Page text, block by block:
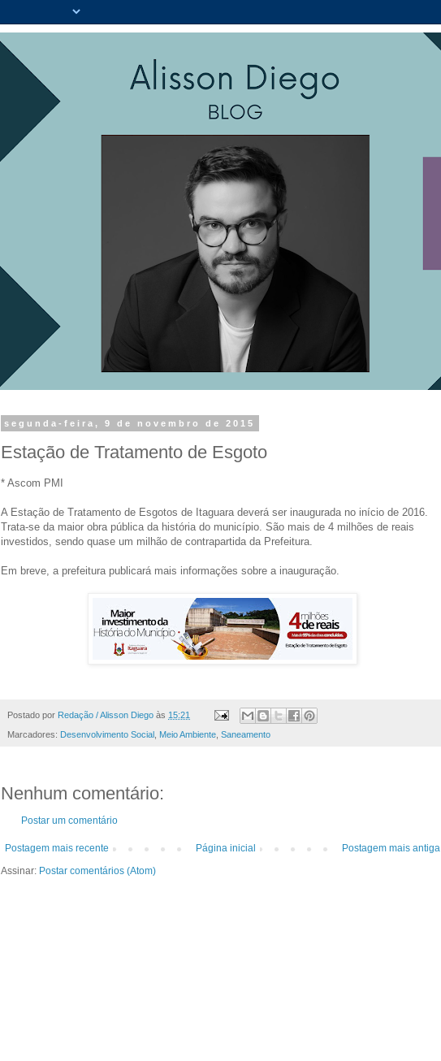
segunda-feira, 9 de novembro de 2015
Estação de Tratamento de Esgoto
* Ascom PMI
A Estação de Tratamento de Esgotos de Itaguara deverá ser inaugurada no início de 2016.
Trata-se da maior obra pública da história do município. São mais de 4 milhões de reais
investidos, sendo quase um milhão de contrapartida da Prefeitura.
Em breve, a prefeitura publicará mais informações sobre a inauguração.
Postado por Redação / Alisson Diego às 15:21
Marcadores: Desenvolvimento Social Meio Ambiente Saneamento
Nenhum comentário:
Postar um comentário
Postagem mais recente Postagem mais antiga
Página inicial
Assinar: Postar comentários (Atom)